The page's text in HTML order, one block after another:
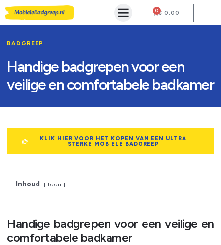
€ 0,00
0
BADGREEP
Handige badgrepen voor een
veilige en comfortabele badkamer
KLIK HIER VOOR HET KOPEN VAN EEN ULTRA
STERKE MOBIELE BADGREEP
Inhoud toon
Handige badgrepen voor een veilige en
comfortabele badkamer